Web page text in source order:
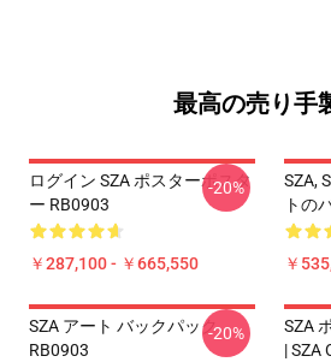
最高の売り手
ログイン SZA ポスターポスタ
ー RB0903
￥287,100 - ￥665,550
-20%
SZA,
トの
￥
SZA アート バックパック
RB0903
-20%
SZA
| SZA